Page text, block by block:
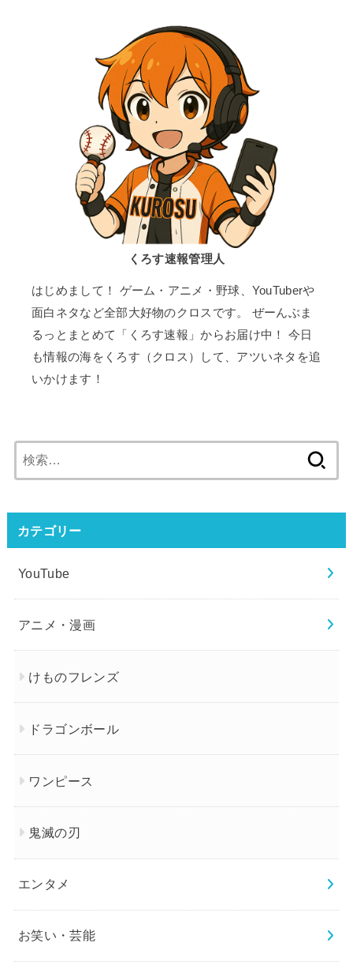
くろす速報管理人
はじめまして！ ゲーム・アニメ・野球、YouTuberや
面白ネタなど全部大好物のクロスです。 ぜーんぶま
るっとまとめて「くろす速報」からお届け中！ 今日
も情報の海をくろす（クロス）して、アツいネタを追
いかけます！
索:
カテゴリー
YouTube
アニメ・漫画
けものフレンズ
ドラゴンボール
ワンピース
鬼滅の刃
エンタメ
お笑い・芸能